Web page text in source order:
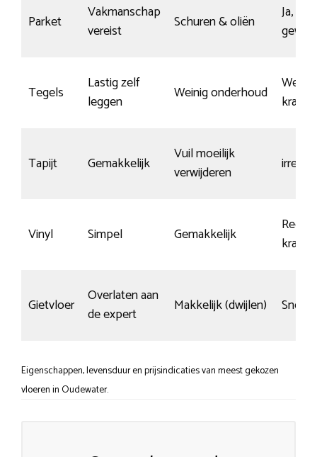
Parket
Vakmanschap
vereist
Schuren & oliën
Ja, mits
Tegels
Lastig zelf
leggen
Weinig onderhoud
Weinig
Tapijt Gemakkelijk
Vuil moeilijk
verwijderen
Vinyl Simpel Gemakkelijk
Gietvloer
Overlaten aan
de expert
Makkelijk (dwijlen) Snel
Eigenschappen, levensduur en prijsindicaties van meest gekozen
vloeren in Oudewater.